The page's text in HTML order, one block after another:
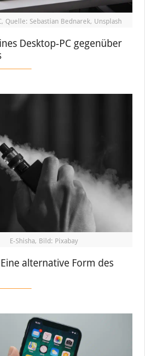
Quelle: Sebastian Bednarek, Unsplash
Desktop-PC gegenüber
E-Shisha, Bild: Pixabay
alternative Form des